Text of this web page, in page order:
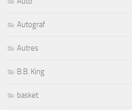
Autograf
Autres
B.B. King
basket